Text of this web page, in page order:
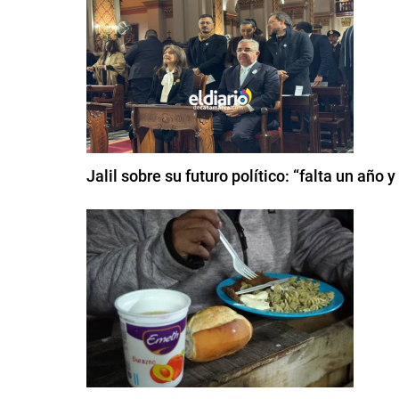
Jalil sobre su futuro político: “falta un año